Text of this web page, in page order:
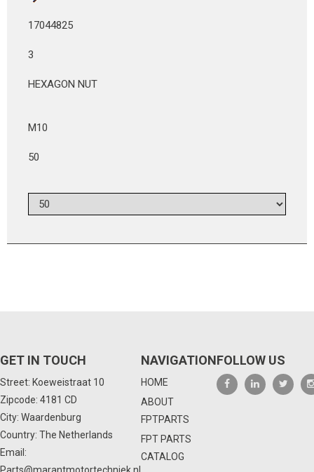
17044825
3
HEXAGON NUT
M10
50
GET IN TOUCH
Street: Koeweistraat 10
Zipcode: 4181 CD
City: Waardenburg
Country: The Netherlands
Email:
Parts@marantmotortechniek.nl
NAVIGATION
HOME
ABOUT
FPTPARTS
FPT PARTS
CATALOG
FOLLOW US